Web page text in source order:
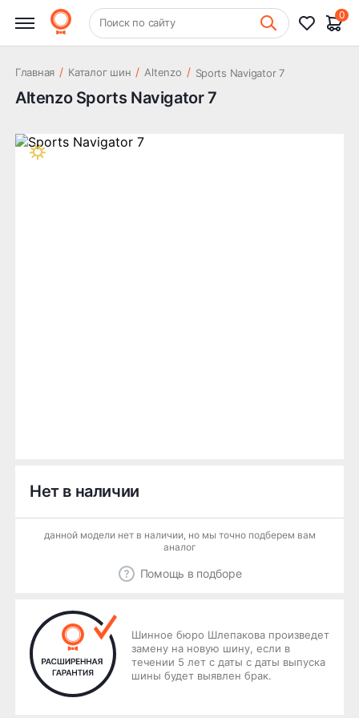
+7 (831) 261-35-35 Шиномонтаж
Поиск по сайту
0
Главная / Каталог шин / Altenzo / Sports Navigator 7
Altenzo Sports Navigator 7
Нет в наличии
данной модели нет в наличии, но мы точно подберем вам
аналог
Помощь в подборе
Шинное бюро Шлепакова произведет
замену на новую шину, если в
течении 5 лет с даты с даты выпуска
шины будет выявлен брак.